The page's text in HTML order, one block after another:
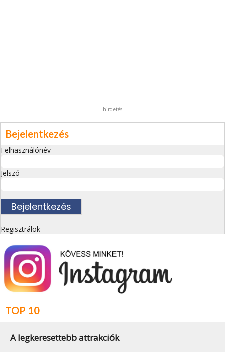
hirdetés
Bejelentkezés
Felhasználónév
Jelszó
Regisztrálok
TOP 10
A legkeresettebb attrakciók